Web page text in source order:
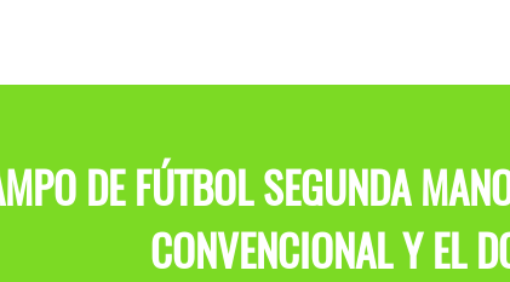
DE FÚTBOL SEGUNDA
CONVENCIONAL Y EL